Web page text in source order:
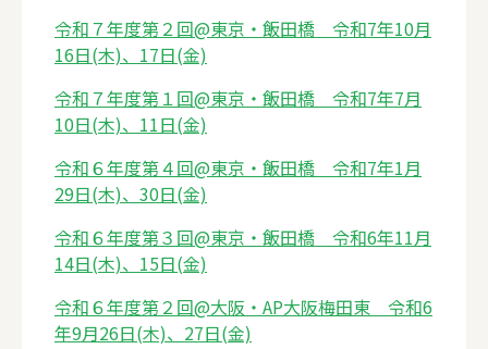
令和７年度第２回@東京・飯田橋 令和7年10月
16日(木)、17日(金)
令和７年度第１回@東京・飯田橋 令和7年7月
10日(木)、11日(金)
令和６年度第４回@東京・飯田橋 令和7年1月
29日(木)、30日(金)
令和６年度第３回@東京・飯田橋 令和6年11月
14日(木)、15日(金)
令和６年度第２回@大阪・AP大阪梅田東 令和6
年9月26日(木)、27日(金)